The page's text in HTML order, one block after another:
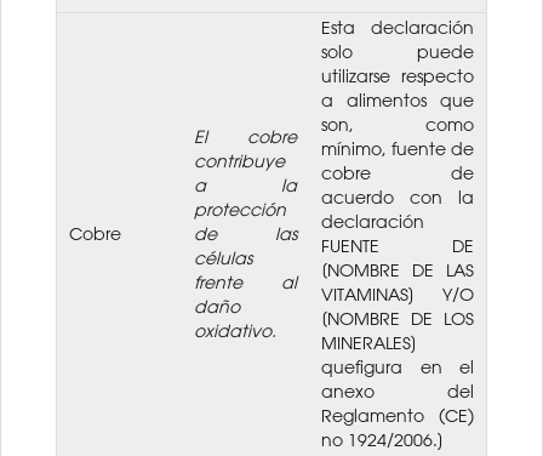
Cobre
El cobre
contribuye
a la
protección
de las
células
frente al
daño
oxidativo.
Esta declaración
solo puede
utilizarse respecto
a alimentos que
son, como
mínimo, fuente de
cobre de
acuerdo con la
declaración
FUENTE DE
[NOMBRE DE LAS
VITAMINAS] Y/O
[NOMBRE DE LOS
MINERALES]
quefigura en el
anexo del
Reglamento (CE)
no 1924/2006.]